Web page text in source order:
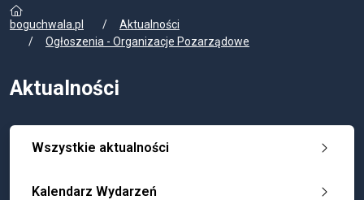
boguchwala.pl
Aktualności
Ogłoszenia - Organizacje Pozarządowe
Aktualności
Wszystkie aktualności
Kalendarz Wydarzeń